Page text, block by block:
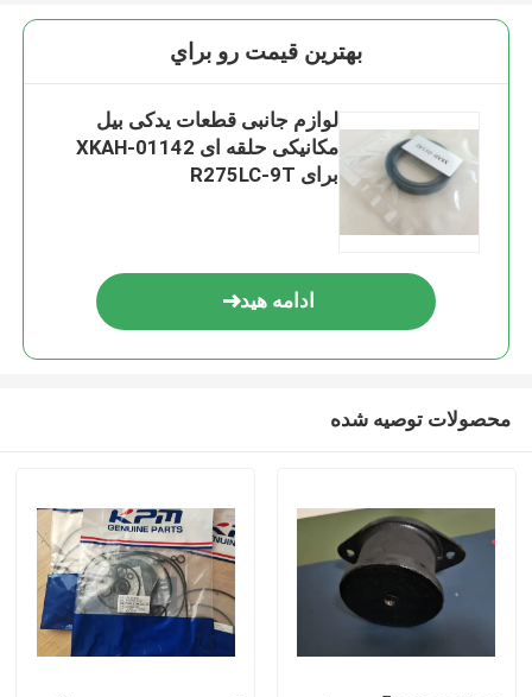
بهترين قيمت رو براي
لوازم جانبی قطعات یدکی بیل
مکانیکی حلقه ای XKAH-01142
برای R275LC-9T
ادامه هید
محصولات توصیه شده